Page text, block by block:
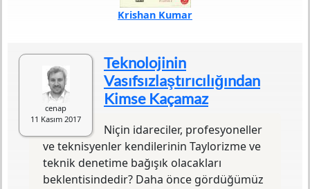
Krishan Kumar
Sayfa Sayısı
263
Baskı Tarihi
Nisan 2013
Yazılış Tarihi
1995
ISBN
978-975-7501-81-7
Baskı Sayısı
Ankara
Yayın Evi
Dost Kitabevi Yayınları
Editörü
Ferhat Babacan
Mütercimi
Mehmet Küçük
Orijinal Adı
From Post-Industrial to Post-
cenap
11 Kasım 2017
Teknolojinin
Vasıfsızlaştırıcılığından
Kimse Kaçamaz
Niçin idareciler, profesyoneller
ve teknisyenler kendilerinin Taylorizme ve
teknik denetime bağışık olacakları
beklentisindedir? Daha önce gördüğümüz